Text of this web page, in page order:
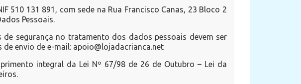
510 131 891, com sede na Rua Francisco Canas, 23 Bloco 2
Pessoais.
segurança no tratamento dos dados pessoais devem ser
de envio de e-mail: apoio@lojadacrianca.net
integral da Lei Nº 67/98 de 26 de Outubro – Lei da